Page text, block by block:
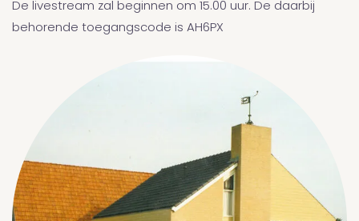
De livestream zal beginnen om 15.00 uur. De daarbij
behorende toegangscode is AH6PX